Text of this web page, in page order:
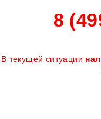
8
В текущей ситуации